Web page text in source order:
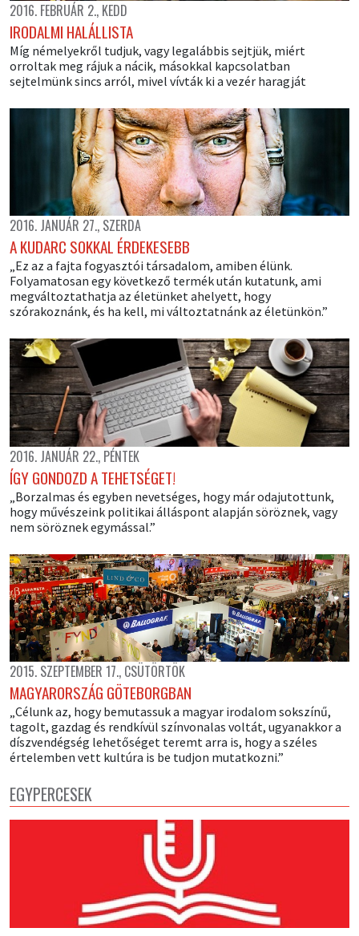
2016. FEBRUÁR 2., KEDD
IRODALMI HALÁLLISTA
Míg némelyekről tudjuk, vagy legalábbis sejtjük, miért
orroltak meg rájuk a nácik, másokkal kapcsolatban
sejtelmünk sincs arról, mivel vívták ki a vezér haragját
2016. JANUÁR 27., SZERDA
A KUDARC SOKKAL ÉRDEKESEBB
„Ez az a fajta fogyasztói társadalom, amiben élünk.
Folyamatosan egy következő termék után kutatunk, ami
megváltoztathatja az életünket ahelyett, hogy
szórakoznánk, és ha kell, mi változtatnánk az életünkön.”
2016. JANUÁR 22., PÉNTEK
ÍGY GONDOZD A TEHETSÉGET!
„Borzalmas és egyben nevetséges, hogy már odajutottunk,
hogy művészeink politikai álláspont alapján söröznek, vagy
nem söröznek egymással.”
2015. SZEPTEMBER 17., CSÜTÖRTÖK
MAGYARORSZÁG GÖTEBORGBAN
„Célunk az, hogy bemutassuk a magyar irodalom sokszínű,
tagolt, gazdag és rendkívül színvonalas voltát, ugyanakkor a
díszvendégség lehetőséget teremt arra is, hogy a széles
értelemben vett kultúra is be tudjon mutatkozni.”
EGYPERCESEK